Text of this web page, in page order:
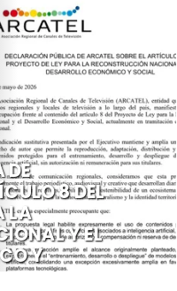
DE
8 DEL
LA
Y EL
Y